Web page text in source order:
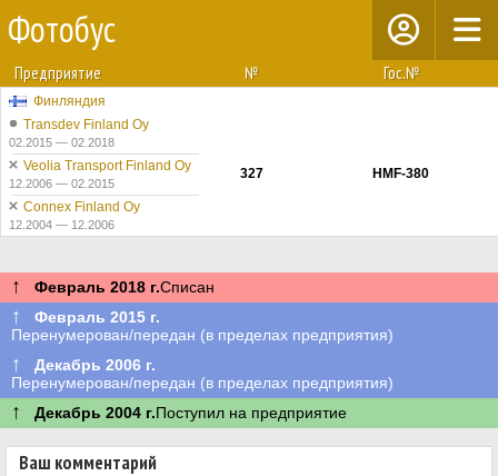
Фотобус
Предприятие № Гос.№
Финляндия
Transdev Finland Oy
02.2015 — 02.2018
327 HMF-380
Veolia Transport Finland Oy
12.2006 — 02.2015
Connex Finland Oy
12.2004 — 12.2006
↑ Февраль 2018 г.Списан
↑
Февраль 2015 г.
Перенумерован/передан (в пределах предприятия)
↑
Декабрь 2006 г.
Перенумерован/передан (в пределах предприятия)
↑ Декабрь 2004 г.Поступил на предприятие
Ваш комментарий